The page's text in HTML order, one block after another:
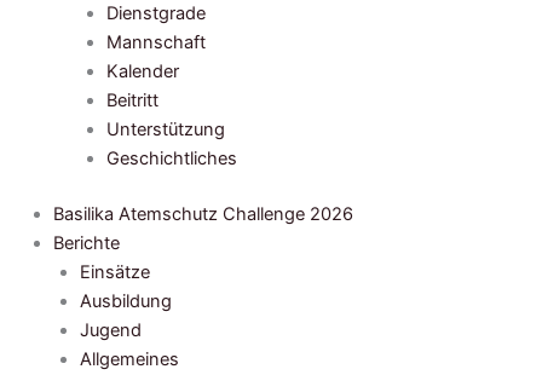
Dienstgrade
Mannschaft
Kalender
Beitritt
Unterstützung
Geschichtliches
Basilika Atemschutz Challenge 2026
Berichte
Einsätze
Ausbildung
Jugend
Allgemeines